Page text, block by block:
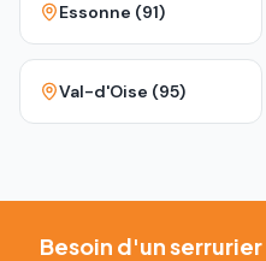
Essonne (91)
Val-d'Oise (95)
Besoin d'un